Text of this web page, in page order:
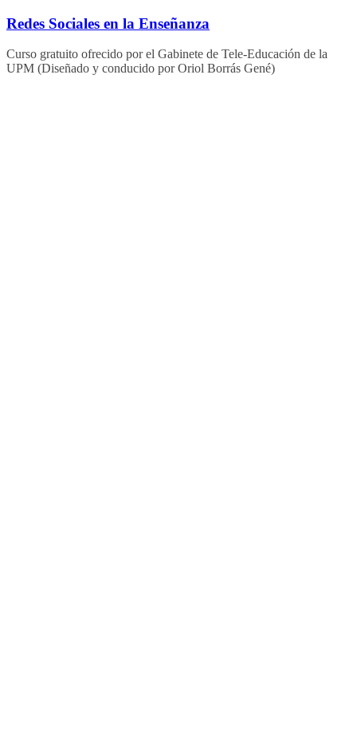
Saltar
contenido
Redes Sociales en la Enseñanza
Curso gratuito ofrecido por el Gabinete de Tele-Educación de la
UPM (Diseñado y conducido por Oriol Borrás Gené)